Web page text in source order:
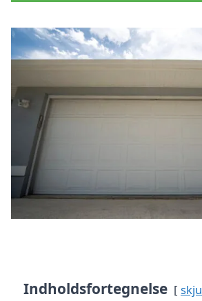
Indholdsfortegnelse